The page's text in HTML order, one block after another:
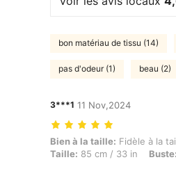
bon matériau de tissu (14)
pas d'odeur (1) beau (2)
3***1 11 Nov,2024
Bien à la taille: Fidèle à la taille,
Bien à la taille: Fidèle à la
Taille: 85 cm / 33 in Buste: